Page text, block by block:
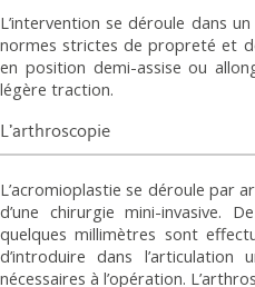
L’intervention se déroule dans
normes strictes de propreté et
en position demi-assise ou
légère traction.
L’arthroscopie
L’acromioplastie se déroule par
d’une chirurgie mini-invasive.
quelques millimètres sont
d’introduire dans
nécessaires à l’opération.